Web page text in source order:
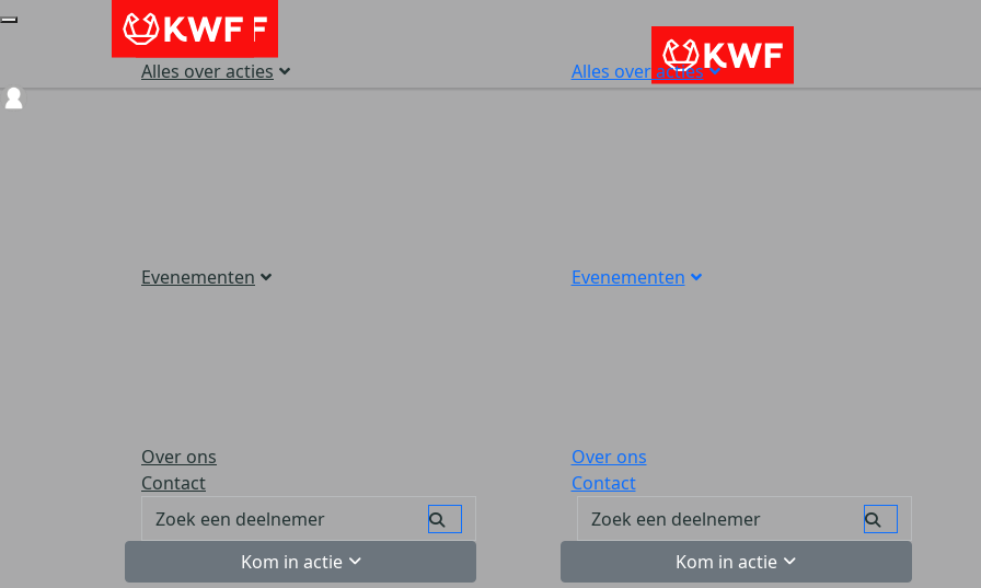
Alles over acties
Evenementen
Over ons
Contact
Kom in actie
Alles over acties
Evenementen
Over ons
Contact
Kom in actie